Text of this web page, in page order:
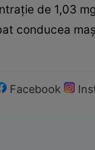
de 1,03
conducea
Facebook